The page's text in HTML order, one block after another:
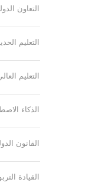
التعاون
التعليم
التعليم
الذكاء
القانون
القيادة